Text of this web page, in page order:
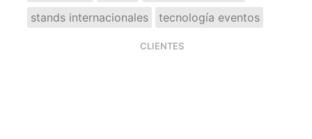
stands internacionales
tecnología eventos
CLIENTES